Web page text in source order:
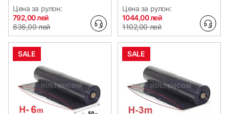
Цена за рулон:
792,00 лей
836,00 лей
Цена за рулон:
1044,00 лей
1102,00 лей
SALE SALE